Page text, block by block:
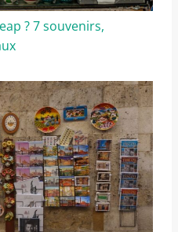
? 7 souvenirs,